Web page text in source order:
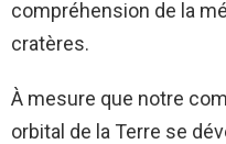
compréhension de la
cratères.
À mesure que notre
orbital de la Terre se